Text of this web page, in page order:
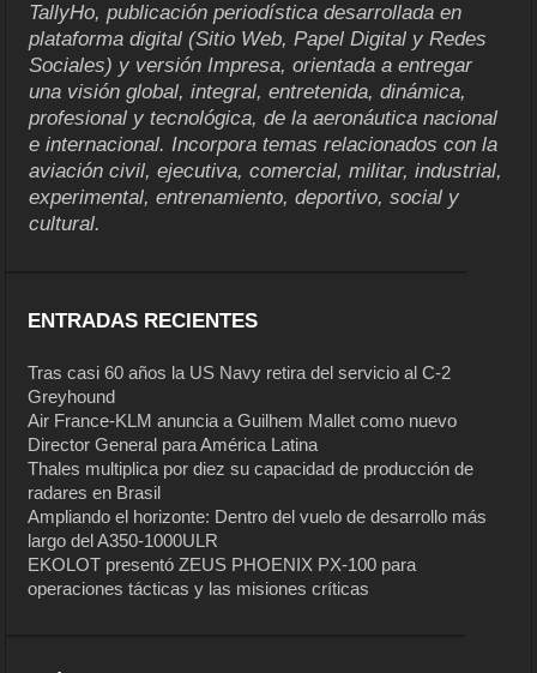
TallyHo, publicación periodística desarrollada en
plataforma digital (Sitio Web, Papel Digital y Redes
Sociales) y versión Impresa, orientada a entregar
una visión global, integral, entretenida, dinámica,
profesional y tecnológica, de la aeronáutica nacional
e internacional. Incorpora temas relacionados con la
aviación civil, ejecutiva, comercial, militar, industrial,
experimental, entrenamiento, deportivo, social y
cultural.
ENTRADAS RECIENTES
Tras casi 60 años la US Navy retira del servicio al C-2
Greyhound
Air France-KLM anuncia a Guilhem Mallet como nuevo
Director General para América Latina
Thales multiplica por diez su capacidad de producción de
radares en Brasil
Ampliando el horizonte: Dentro del vuelo de desarrollo más
largo del A350-1000ULR
EKOLOT presentó ZEUS PHOENIX PX-100 para
operaciones tácticas y las misiones críticas